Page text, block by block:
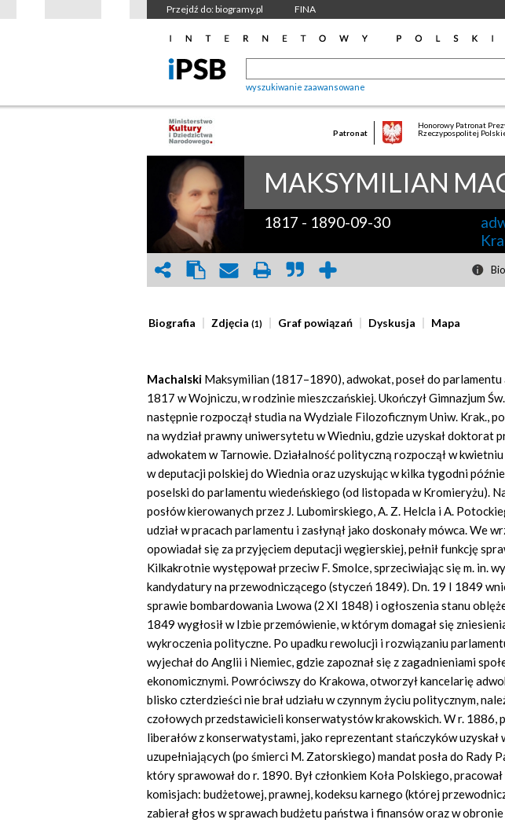
Przejdź do: biogramy.pl FINA
wyszukiwanie zaawansowane
Patronat
Honorowy Patronat
Rzeczypospolitej
MAKSYMILIAN
1817 - 1890-09-30
Biografia Zdjęcia(1) Graf powiązań Dyskusja Mapa
Machalski Maksymilian (1817–1890), adwokat, poseł do parlamentu
1817 w Wojniczu, w rodzinie mieszczańskiej. Ukończył Gimnazjum
następnie rozpoczął studia na Wydziale Filozoficznym Uniw. Krak.,
na wydział prawny uniwersytetu w Wiedniu, gdzie uzyskał doktorat
adwokatem w Tarnowie. Działalność polityczną rozpoczął w
w deputacji polskiej do Wiednia oraz uzyskując w kilka tygodni
poselski do parlamentu wiedeńskiego (od listopada w Kromieryżu).
posłów kierowanych przez J. Lubomirskiego, A. Z. Helcla i A.
udział w pracach parlamentu i zasłynął jako doskonały mówca. We
opowiadał się za przyjęciem deputacji węgierskiej, pełnił funkcję
Kilkakrotnie występował przeciw F. Smolce, sprzeciwiając się m. in.
kandydatury na przewodniczącego (styczeń 1849). Dn. 19 I 1849
sprawie bombardowania Lwowa (2 XI 1848) i ogłoszenia stanu
1849 wygłosił w Izbie przemówienie, w którym domagał się
wykroczenia polityczne. Po upadku rewolucji i rozwiązaniu
wyjechał do Anglii i Niemiec, gdzie zapoznał się z zagadnieniami
ekonomicznymi. Powróciwszy do Krakowa, otworzył kancelarię
blisko czterdzieści nie brał udziału w czynnym życiu politycznym,
czołowych przedstawicieli konserwatystów krakowskich. W r. 1886,
liberałów z konserwatystami, jako reprezentant stańczyków uzyskał
uzupełniających (po śmierci M. Zatorskiego) mandat posła do Rady
który sprawował do r. 1890. Był członkiem Koła Polskiego,
komisjach: budżetowej, prawnej, kodeksu karnego (której
zabierał głos w sprawach budżetu państwa i finansów oraz w